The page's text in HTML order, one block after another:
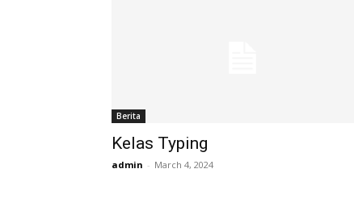
Berita
Kelas Typing
admin - March 4, 2024